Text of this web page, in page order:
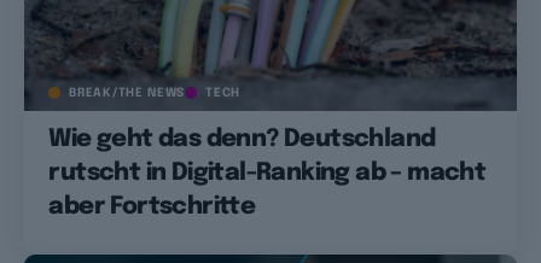
BREAK/THE NEWS TECH
Wie geht das denn? Deutschland
rutscht in Digital-Ranking ab – macht
aber Fortschritte